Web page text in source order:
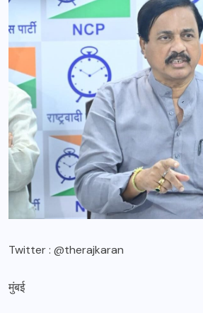
Twitter : @therajkaran
मुंबई